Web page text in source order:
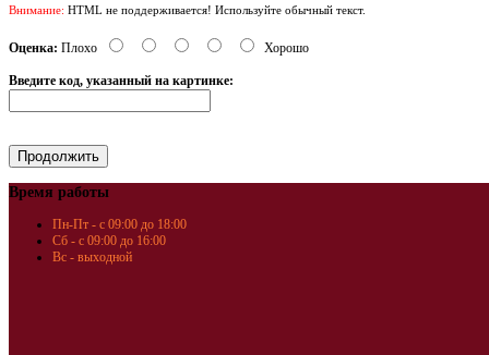
Внимание: HTML не поддерживается! Используйте обычный текст.
Оценка: Плохо Хорошо
Введите код, указанный на картинке:
Время работы
Пн-Пт - с 09:00 до 18:00
Сб - с 09:00 до 16:00
Вс - выходной